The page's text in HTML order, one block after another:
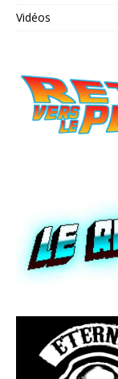
Vidéos